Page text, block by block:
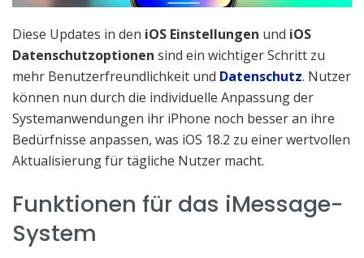
Diese Updates in den iOS Einstellungen und iOS
Datenschutzoptionen sind ein wichtiger Schritt zu
mehr Benutzerfreundlichkeit und Datenschutz. Nutzer
können nun durch die individuelle Anpassung der
Systemanwendungen ihr iPhone noch besser an ihre
Bedürfnisse anpassen, was iOS 18.2 zu einer wertvollen
Aktualisierung für tägliche Nutzer macht.
Funktionen für das iMessage-
System